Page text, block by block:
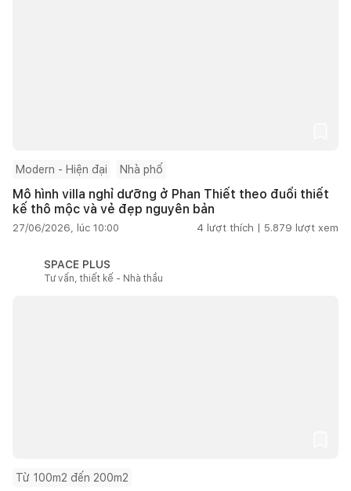
Modern - Hiện đại Nhà phố
Mô hình villa nghỉ dưỡng ở Phan Thiết theo đuổi thiết
kế thô mộc và vẻ đẹp nguyên bản
27/06/2026, lúc 10:00 4 lượt thích | 5.879 lượt xem
SPACE PLUS
Tư vấn, thiết kế - Nhà thầu
Từ 100m2 đến 200m2